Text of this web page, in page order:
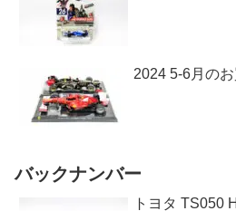
2024 5-6月の
バックナンバー
トヨタ TS050